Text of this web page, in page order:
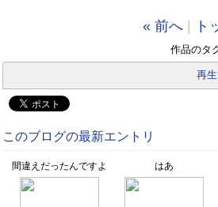
« 前へ ト
作品のタ
再
このブログの最新エントリ
間違えだったんですよ はあ